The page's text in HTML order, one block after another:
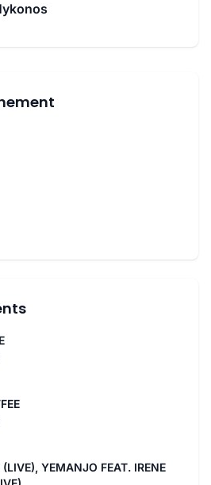
YEMANJO FEAT. IRENE